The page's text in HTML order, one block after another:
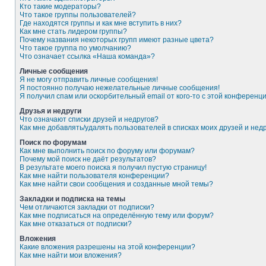
Кто такие модераторы?
Что такое группы пользователей?
Где находятся группы и как мне вступить в них?
Как мне стать лидером группы?
Почему названия некоторых групп имеют разные цвета?
Что такое группа по умолчанию?
Что означает ссылка «Наша команда»?
Личные сообщения
Я не могу отправить личные сообщения!
Я постоянно получаю нежелательные личные сообщения!
Я получил спам или оскорбительный email от кого-то с этой
Друзья и недруги
Что означают списки друзей и недругов?
Как мне добавлять/удалять пользователей в списках моих друзей и
Поиск по форумам
Как мне выполнить поиск по форуму или форумам?
Почему мой поиск не даёт результатов?
В результате моего поиска я получил пустую страницу!
Как мне найти пользователя конференции?
Как мне найти свои сообщения и созданные мной темы?
Закладки и подписка на темы
Чем отличаются закладки от подписки?
Как мне подписаться на определённую тему или форум?
Как мне отказаться от подписки?
Вложения
Какие вложения разрешены на этой конференции?
Как мне найти мои вложения?